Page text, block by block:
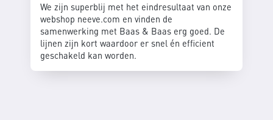
We zijn superblij met het eindresultaat van onze
webshop neeve.com en vinden de
samenwerking met Baas & Baas erg goed. De
lijnen zijn kort waardoor er snel én efficient
geschakeld kan worden.